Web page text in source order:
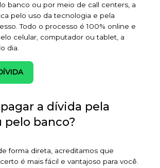
banco ou por meio de call centers, a
pelo uso da tecnologia e pela
Todo o processo é 100% online e
celular, computador ou tablet, a
dia.
a dívida pela
pelo banco?
forma direta, acreditamos que
é mais fácil e vantajoso para você.